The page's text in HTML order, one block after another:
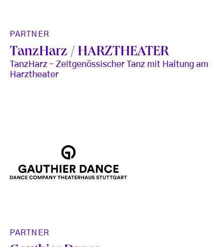
PARTNER
TanzHarz / HARZTHEATER
TanzHarz – Zeitgenössischer Tanz mit Haltung am
Harztheater
PARTNER